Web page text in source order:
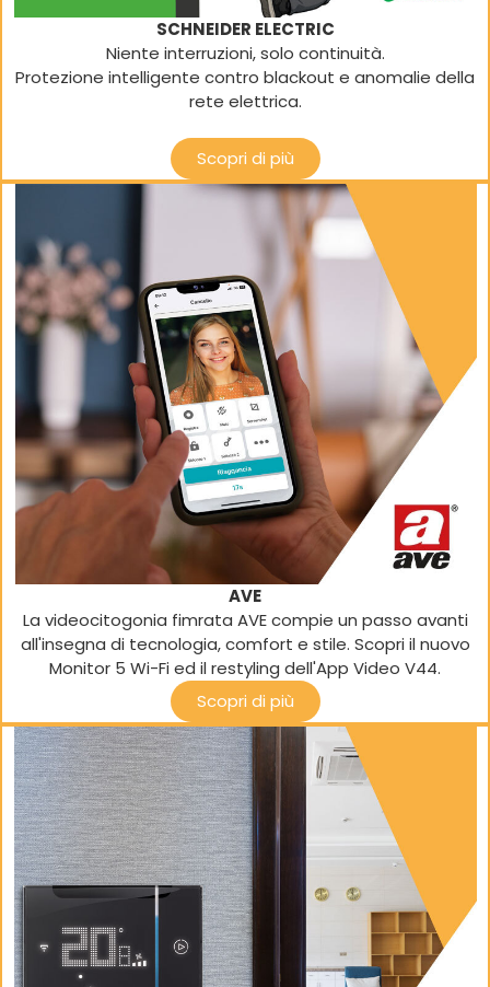
SCHNEIDER ELECTRIC
Niente interruzioni, solo continuità.
Protezione intelligente contro blackout e anomalie della
rete elettrica.
Scopri di più
AVE
La videocitogonia fimrata AVE compie un passo avanti
all'insegna di tecnologia, comfort e stile. Scopri il nuovo
Monitor 5 Wi-Fi ed il restyling dell'App Video V44.
Scopri di più